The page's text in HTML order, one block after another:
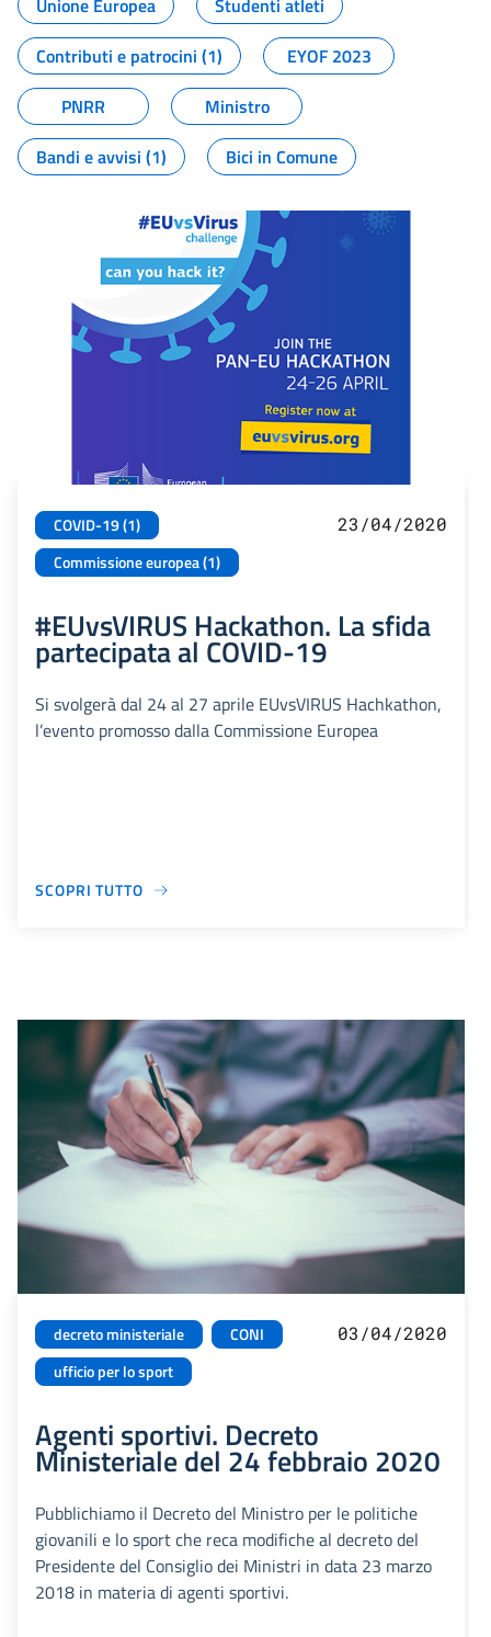
Unione Europea
Studenti atleti
Contributi e patrocini (1)
EYOF 2023
PNRR
Ministro
Bandi e avvisi (1)
Bici in Comune
COVID-19 (1)
Commissione europea (1)
23/04/2020
#EUvsVIRUS Hackathon. La sfida
partecipata al COVID-19
Si svolgerà dal 24 al 27 aprile EUvsVIRUS Hachkathon,
l’evento promosso dalla Commissione Europea
SCOPRI TUTTO
decreto ministeriale
CONI
ufficio per lo sport
03/04/2020
Agenti sportivi. Decreto
Ministeriale del 24 febbraio 2020
Pubblichiamo il Decreto del Ministro per le politiche
giovanili e lo sport che reca modifiche al decreto del
Presidente del Consiglio dei Ministri in data 23 marzo
2018 in materia di agenti sportivi.